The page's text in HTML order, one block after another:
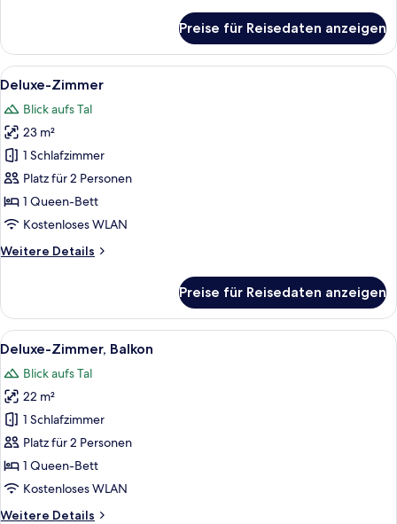
Zimmer,
zum
Garten
Preise für Reisedaten anzeigen
Alle
Fotos
für
Deluxe-
Zimmer
anzeigen
Ein Hotelzimmer mit einem großen
11
Deluxe-Zimmer
Blick aufs Tal
23 m²
1 Schlafzimmer
Platz für 2 Personen
1 Queen-Bett
Kostenloses WLAN
Weitere Details
Weitere
Zimmer
Preise für Reisedaten anzeigen
Alle
Fotos
für
Deluxe-
Zimmer,
Balkon
anzeigen
Ein Hotelzimmer mit einem großen
16
Deluxe-Zimmer, Balkon
Blick aufs Tal
22 m²
1 Schlafzimmer
Platz für 2 Personen
1 Queen-Bett
Kostenloses WLAN
Weitere Details
Weitere